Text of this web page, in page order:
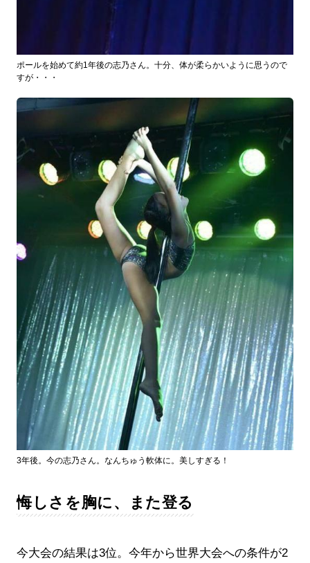
ポールを始めて約1年後の志乃さん。十分、体が柔らかいように思うので
すが・・・
3年後。今の志乃さん。なんちゅう軟体に。美しすぎる！
悔しさを胸に、また登る
今大会の結果は3位。今年から世界大会への条件が2